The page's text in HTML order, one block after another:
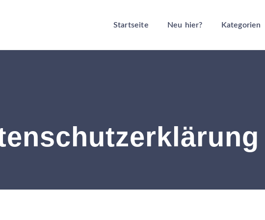
Startseite Neu hier? Kategorien